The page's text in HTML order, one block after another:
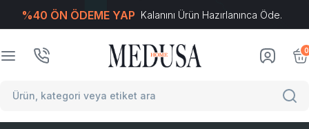
%40 ÖN ÖDEME YAP Kalanını Ürün Hazırlanınca Öde.
0
T-Soft E-Ticaret Sistemleriyle Hazırlanmıştır.